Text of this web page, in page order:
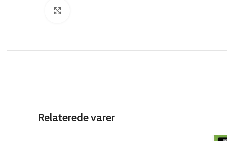
Relaterede varer